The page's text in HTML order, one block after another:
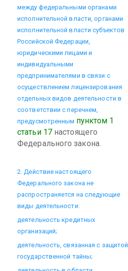
между федеральными органами
исполнительной власти, органами
исполнительной власти субъектов
Российской Федерации,
юридическими лицами и
индивидуальными
предпринимателями в связи с
осуществлением лицензирования
отдельных видов деятельности в
соответствии с перечнем,
предусмотренным пунктом 1
статьи 17настоящего
Федерального закона.
2. Действие настоящего
Федерального закона не
распространяется на следующие
виды деятельности:
деятельность кредитных
организаций;
деятельность, связанная с защитой
государственной тайны;